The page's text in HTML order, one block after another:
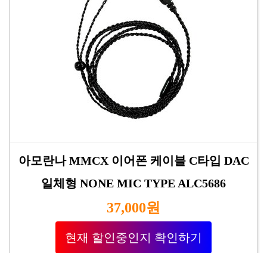
아모란나 MMCX 이어폰 케이블 C타입 DAC
일체형 NONE MIC TYPE ALC5686
37,000원
현재 할인중인지 확인하기